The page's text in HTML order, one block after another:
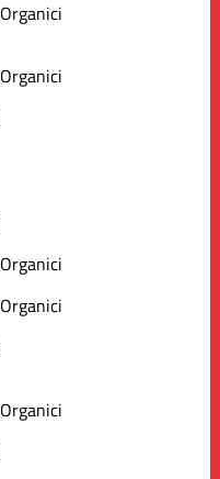
Organici
Organici
Organici
Organici
Organici